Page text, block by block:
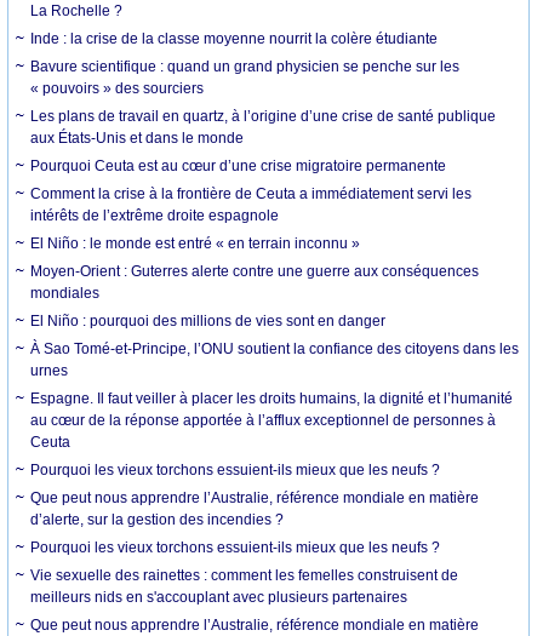
La Rochelle ?
Inde : la crise de la classe moyenne nourrit la colère étudiante
Bavure scientifique : quand un grand physicien se penche sur les
« pouvoirs » des sourciers
Les plans de travail en quartz, à l’origine d’une crise de santé publique
aux États-Unis et dans le monde
Pourquoi Ceuta est au cœur d’une crise migratoire permanente
Comment la crise à la frontière de Ceuta a immédiatement servi les
intérêts de l’extrême droite espagnole
El Niño : le monde est entré « en terrain inconnu »
Moyen-Orient : Guterres alerte contre une guerre aux conséquences
mondiales
El Niño : pourquoi des millions de vies sont en danger
À Sao Tomé-et-Principe, l’ONU soutient la confiance des citoyens dans les
urnes
Espagne. Il faut veiller à placer les droits humains, la dignité et l’humanité
au cœur de la réponse apportée à l’afflux exceptionnel de personnes à
Ceuta
Pourquoi les vieux torchons essuient-ils mieux que les neufs ?
Que peut nous apprendre l’Australie, référence mondiale en matière
d’alerte, sur la gestion des incendies ?
Pourquoi les vieux torchons essuient-ils mieux que les neufs ?
Vie sexuelle des rainettes : comment les femelles construisent de
meilleurs nids en s'accouplant avec plusieurs partenaires
Que peut nous apprendre l’Australie, référence mondiale en matière